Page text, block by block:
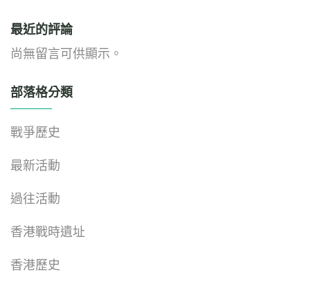
最近的評論
尚無留言可供顯示。
部落格分類
戰爭歷史
最新活動
過往活動
香港戰時遺址
香港歷史